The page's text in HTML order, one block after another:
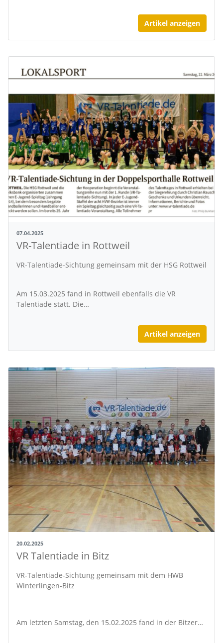
Artikel anzeigen
07.04.2025
VR-Talentiade in Rottweil
VR-Talentiade-Sichtung gemeinsam mit der HSG Rottweil
Am 15.03.2025 fand in Rottweil ebenfalls die VR
Talentiade statt. Die…
Artikel anzeigen
20.02.2025
VR Talentiade in Bitz
VR-Talentiade-Sichtung gemeinsam mit dem HWB
Winterlingen-Bitz
Am letzten Samstag, den 15.02.2025 fand in der Bitzer…